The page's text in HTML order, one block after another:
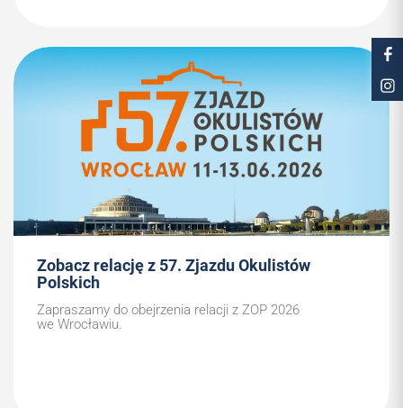
Zobacz relację z 57. Zjazdu Okulistów
Polskich
Zapraszamy do obejrzenia relacji z ZOP 2026
we Wrocławiu.